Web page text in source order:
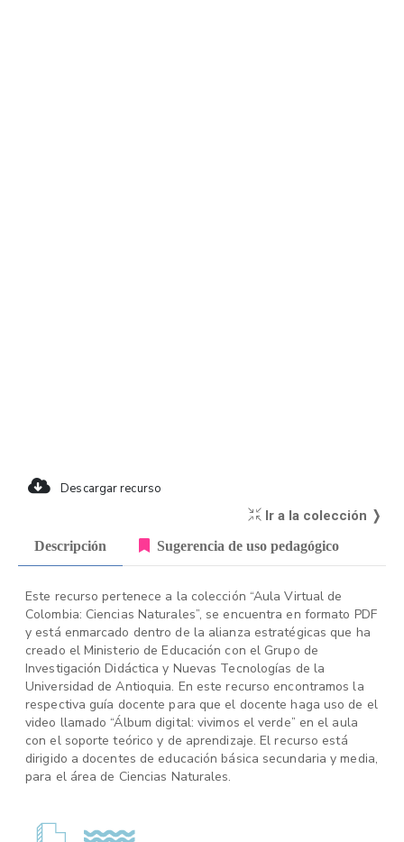
Descargar recurso
Ir a la colección ❭
Descripción Sugerencia de uso pedagógico
Este recurso pertenece a la colección “Aula Virtual de
Colombia: Ciencias Naturales”, se encuentra en formato PDF
y está enmarcado dentro de la alianza estratégicas que ha
creado el Ministerio de Educación con el Grupo de
Investigación Didáctica y Nuevas Tecnologías de la
Universidad de Antioquia. En este recurso encontramos la
respectiva guía docente para que el docente haga uso de el
video llamado “Álbum digital: vivimos el verde” en el aula
con el soporte teórico y de aprendizaje. El recurso está
dirigido a docentes de educación básica secundaria y media,
para el área de Ciencias Naturales.